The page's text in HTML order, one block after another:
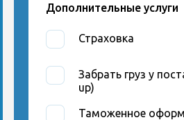
Дополнительные услуги
Страховка
Забрать груз у
up)
Таможенное